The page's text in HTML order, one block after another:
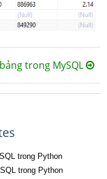
trong MySQL
trong Python
trong Python